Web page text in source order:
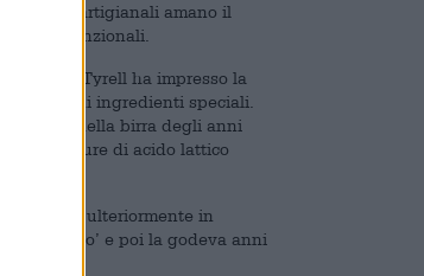
i birrai artigianali amano il
convenzionali.
Thomas Tyrell ha impresso la
con alcuni ingredienti speciali.
della birra degli anni
e colture di acido lattico
maturare ulteriormente in
per un po’ e poi la godeva anni